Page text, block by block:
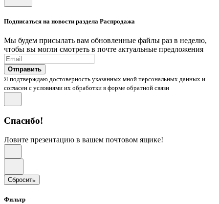
Подписаться на новости раздела Распродажа
Мы будем присылать вам обновленные файлы раз в неделю,
чтобы вы могли смотреть в почте актуальные предложения
Отправить
Я подтверждаю достоверность указанных мной персональных данных и
согласен с условиями их обработки в форме обратной связи
Спасибо!
Ловите презентацию в вашем почтовом ящике!
Сбросить
Фильтр